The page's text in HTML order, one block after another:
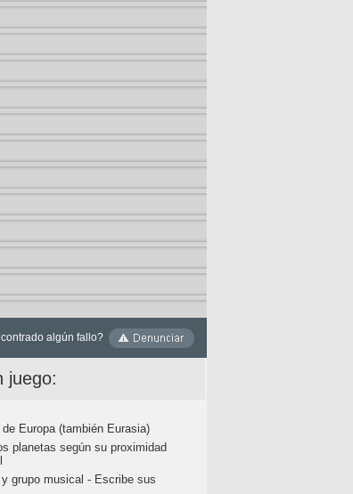
algún fallo?
juego:
Europa (también Eurasia)
planetas según su proximidad
grupo musical - Escribe sus